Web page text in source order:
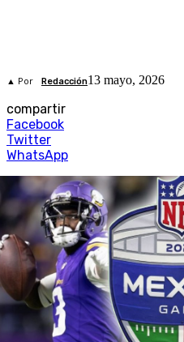
▲ Por Redacción13 mayo, 2026
compartir
Facebook
Twitter
WhatsApp